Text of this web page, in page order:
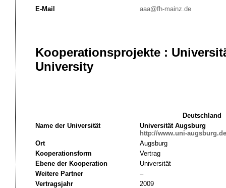
E-Mail aaa@fh-mainz.de
Kooperationsprojekte :
University
Deutschland
Name der Universität
Universität Augsburg
http://www.uni-augsburg.de
Ort
Augsburg
Kooperationsform
Vertrag
Ebene der Kooperation
Universität
Weitere Partner
–
Vertragsjahr
2009